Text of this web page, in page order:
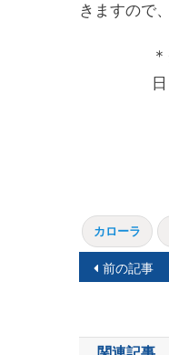
きますので
カローラ
投
ナ
前の記事